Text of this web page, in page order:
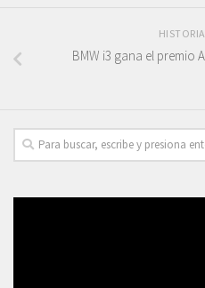
BMW i3 gana el premio